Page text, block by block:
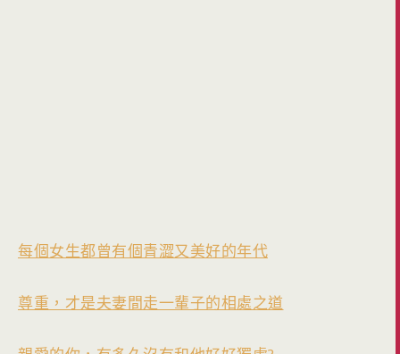
每個女生都曾有個青澀又美好的年代
尊重，才是夫妻間走一輩子的相處之道